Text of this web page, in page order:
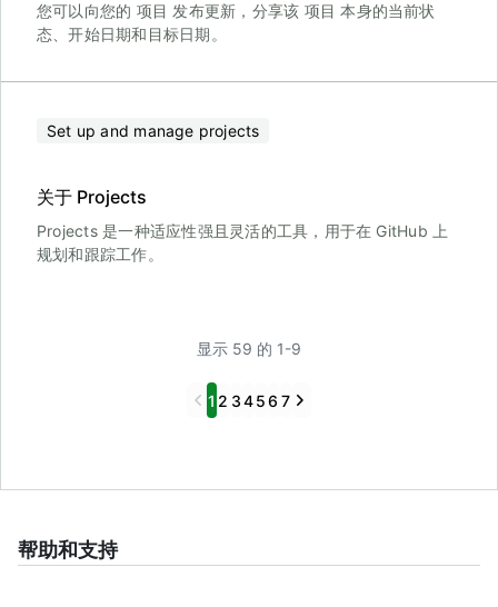
您可以向您的 项目 发布更新，分享该 项目 本身的当前状
态、开始日期和目标日期。
Set up and manage projects
关于 Projects
Projects 是一种适应性强且灵活的工具，用于在 GitHub 上
规划和跟踪工作。
显示 59 的 1-9
Previous
1 2 3456 7 Next
帮助和支持